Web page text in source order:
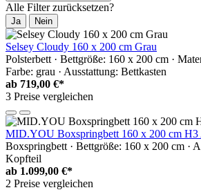
Alle Filter zurücksetzen?
Ja Nein
Selsey Cloudy 160 x 200 cm Grau
Polsterbett · Bettgröße: 160 x 200 cm ·
Farbe: grau · Ausstattung: Bettkasten
ab 719,00 €*
3 Preise vergleichen
MID.YOU Boxspringbett 160 x 200 cm H3
Boxspringbett · Bettgröße: 160 x 200 cm ·
Kopfteil
ab 1.099,00 €*
2 Preise vergleichen